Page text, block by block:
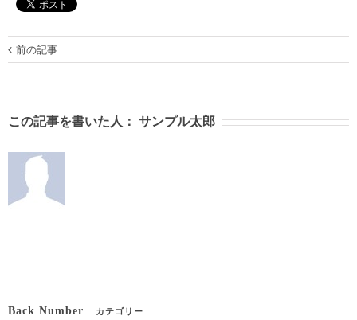
前の記事
この記事を書いた人： サンプル太郎
Back Number カテゴリー